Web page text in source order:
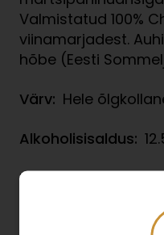
Valmistatud 100%
viinamarjadest.
hõbe (Eesti
Värv: Hele
Alkoholisisaldus:
Riik:Austraalia
South